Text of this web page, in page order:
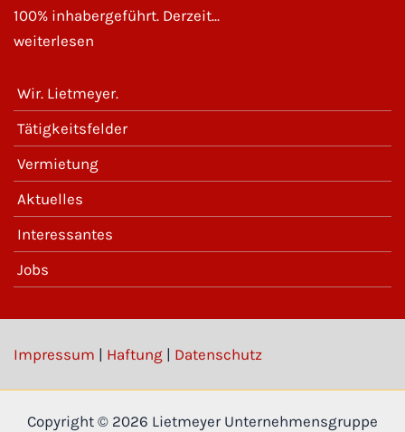
100% inhabergeführt. Derzeit...
weiterlesen
Wir. Lietmeyer.
Tätigkeitsfelder
Vermietung
Aktuelles
Interessantes
Jobs
Impressum | Haftung | Datenschutz
Copyright © 2026 Lietmeyer Unternehmensgruppe